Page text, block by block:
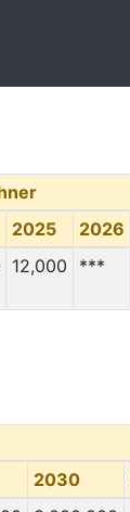
2025 2026
12,000 ***
2030